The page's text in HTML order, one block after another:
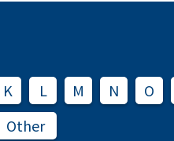
K L M N O
Other